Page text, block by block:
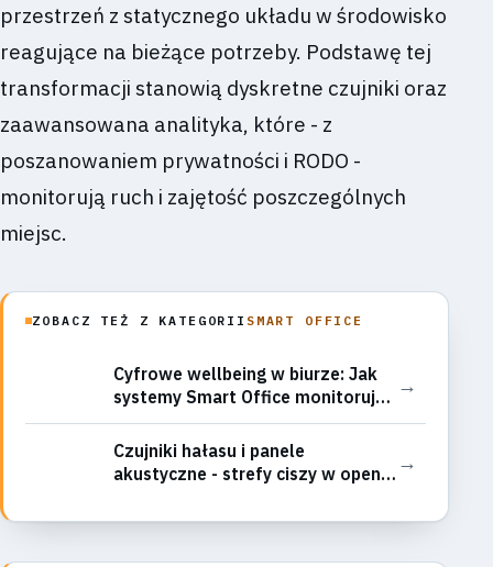
przestrzeń z statycznego układu w środowisko
reagujące na bieżące potrzeby. Podstawę tej
transformacji stanowią dyskretne czujniki oraz
zaawansowana analityka, które - z
poszanowaniem prywatności i RODO -
monitorują ruch i zajętość poszczególnych
miejsc.
ZOBACZ TEŻ Z KATEGORII SMART OFFICE
Cyfrowe wellbeing w biurze: Jak
systemy Smart Office monitorują
zmęczenie i sugerują przerwy dla
pracowników?
→
Czujniki hałasu i panele
akustyczne - strefy ciszy w open
→